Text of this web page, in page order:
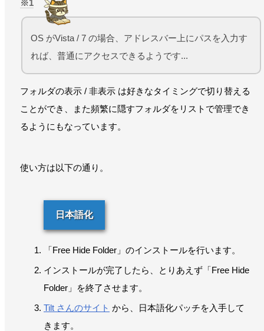
1
OS がVista / 7 の場合、アドレスバー上にパスを入力す
れば、普通にアクセスできるようです...
フォルダの表示 / 非表示 は好きなタイミングで切り替える
ことができ、また頻繁に隠すフォルダをリストで管理でき
るようにもなっています。
使い方は以下の通り。
日本語化
「Free Hide Folder」のインストールを行います。
インストールが完了したら、とりあえず「Free Hide
Folder」を終了させます。
Tilt さんのサイト から、日本語化パッチを入手して
きます。